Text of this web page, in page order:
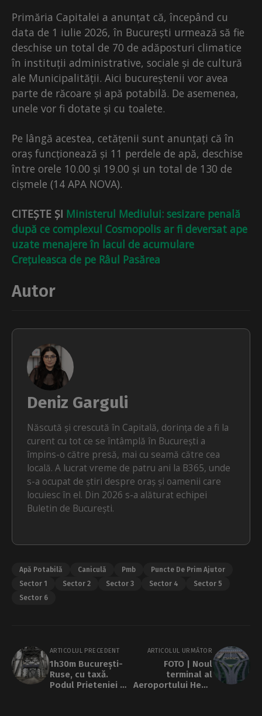
Primăria Capitalei a anunțat că, începând cu
data de 1 iulie 2026, în București urmează să fie
deschise un total de 70 de adăposturi climatice
în instituții administrative, sociale și de cultură
ale Municipalității. Aici bucureștenii vor avea
parte de răcoare și apă potabilă. De asemenea,
unele vor fi dotate și cu toalete.
Pe lângă acestea, cetățenii sunt anunțați că în
oraș funcționează și 11 perdele de apă, deschise
între orele 10.00 și 19.00 și un total de 130 de
cișmele (14 APA NOVA).
CITEȘTE ȘI Ministerul Mediului: sesizare penală
după ce complexul Cosmopolis ar fi deversat ape
uzate menajere în lacul de acumulare
Crețuleasca de pe Râul Pasărea
Autor
Deniz Garguli
Născută și crescută în Capitală, dorința de a fi la
curent cu tot ce se întâmplă în București a
împins-o către presă, mai cu seamă către cea
locală. A lucrat vreme de patru ani la B365, unde
s-a ocupat de știri despre oraș și oamenii care
locuiesc în el. Din 2026 s-a alăturat echipei
Buletin de București.
Apă Potabilă Caniculă Pmb
Puncte De Prim Ajutor
Sector 1
Sector 2 Sector 3 Sector 4
Sector 5
Sector 6
ARTICOLUL PRECEDENT
1h30m București-
Ruse, cu taxă.
Podul Prieteniei de
ARTICOLUL URMĂTOR
FOTO | Noul
terminal al
Aeroportului Henri